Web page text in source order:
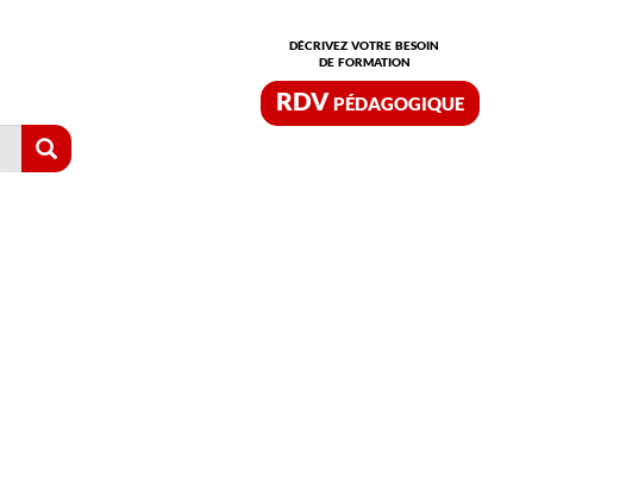
décrivez votre besoin
de formation
RDV pédagogique